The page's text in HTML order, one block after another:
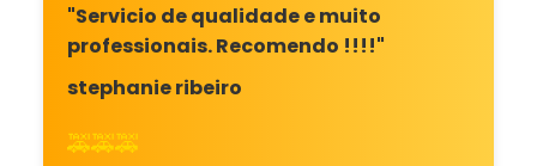
"Servicio de qualidade e muito
professionais. Recomendo !!!!"
stephanie ribeiro
🚕🚕🚕